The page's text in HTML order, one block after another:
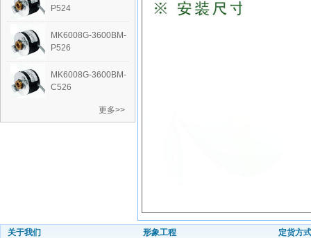
P524
‭MK6008G-3600BM-
P526
‭MK6008G-3600BM-
C526
更多>>
关于我们
形象工程
定货方式